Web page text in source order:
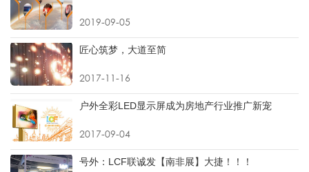
2019-09-05
匠心筑梦，大道至简
2017-11-16
户外全彩LED显示屏成为房地产行业推广新宠
2017-09-04
号外：LCF联诚发【南非展】大捷！！！